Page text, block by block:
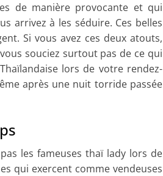
de manière provocante et qui
arrivez à les séduire. Ces belles
Si vous avez ces deux atouts,
souciez surtout pas de ce qui
lors de votre rendez-
après une nuit torride passée
les fameuses thaï lady lors de
qui exercent comme vendeuses